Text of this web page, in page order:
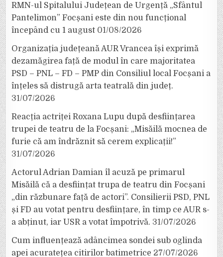
RMN-ul Spitalului Județean de Urgență „Sfântul
Pantelimon” Focșani este din nou funcțional
începând cu 1 august 01/08/2026
Organizația județeană AUR Vrancea își exprimă
dezamăgirea față de modul în care majoritatea
PSD – PNL – FD – PMP din Consiliul local Focșani a
înțeles să distrugă arta teatrală din județ.
31/07/2026
Reacția actriței Roxana Lupu după desființarea
trupei de teatru de la Focșani: „Misăilă mocnea de
furie că am îndrăznit să cerem explicații!”
31/07/2026
Actorul Adrian Damian îl acuză pe primarul
Misăilă că a desființat trupa de teatru din Focșani
„din răzbunare față de actori”. Consilierii PSD, PNL
și FD au votat pentru desființare, în timp ce AUR s-
a abținut, iar USR a votat împotrivă. 31/07/2026
Cum influențează adâncimea sondei sub oglinda
apei acuratețea citirilor batimetrice 27/07/2026